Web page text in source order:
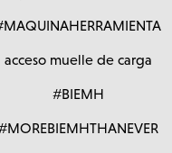
acceso muelle de carga
#BIEMH